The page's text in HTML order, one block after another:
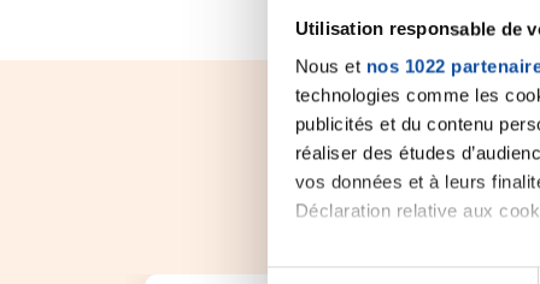
Utilisation responsable de
Nous et nos 1022
technologies comme les
publicités et du contenu
réaliser des études
vos données et à leurs
Déclaration relative aux
Si vous le permettez, nous